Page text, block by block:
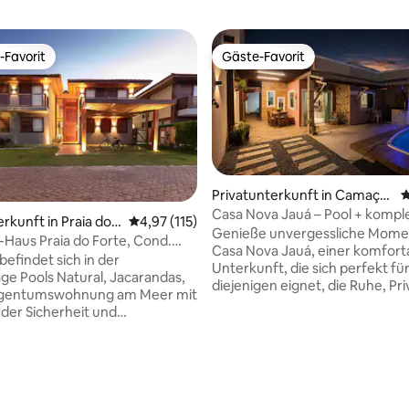
5 von 5, 129 Bewertungen
Gäste-Favorit.
Favorit
in Praia do F Durchschnittliche Bewertung: 4,97 von 5,
4,97 (115)
Haus Praia do Forte, Cond.
sich in der
Pools Natural, Jacarandas,
am Meer mit
Sicherheit und
Gäste-Favorit
Gäste-Favorit
Privatunterkunft in Camaçar
iCasa Nova Jauá – Pool +
Gourmet-Bereich
Genieße unvergessliche
Casa Nova Jauá, einer
Unterkunft, die sich perfekt für
diejenigen eignet, die Ruhe,